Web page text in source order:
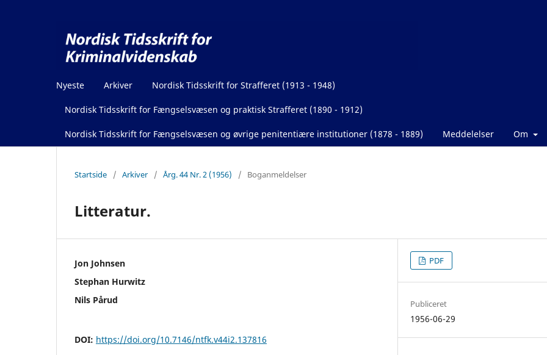
Nyeste Arkiver Nordisk Tidsskrift for Strafferet (1913 - 1948)
Nordisk Tidsskrift for Fængselsvæsen og praktisk Strafferet (1890 - 1912)
Nordisk Tidsskrift for Fængselsvæsen og øvrige penitentiære institutioner (1878 - 1889) Meddelelser Om
Startside / Arkiver / Årg. 44 Nr. 2 (1956) / Boganmeldelser
Litteratur.
Jon Johnsen
Stephan Hurwitz
Nils Pårud
DOI: https://doi.org/10.7146/ntfk.v44i2.137816
PDF
Publiceret
1956-06-29